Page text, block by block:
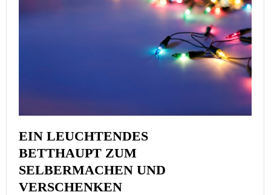
EIN LEUCHTENDES
BETTHAUPT ZUM
SELBERMACHEN UND
VERSCHENKEN